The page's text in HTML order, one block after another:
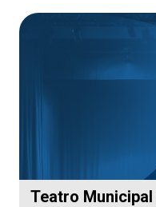
Teatro